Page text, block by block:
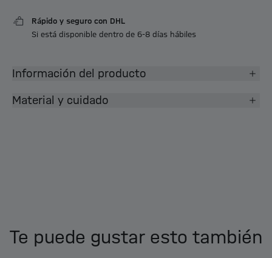
Rápido y seguro con DHL
Si está disponible dentro de 6-8 días hábiles
Información del producto
Material y cuidado
Te puede gustar esto también